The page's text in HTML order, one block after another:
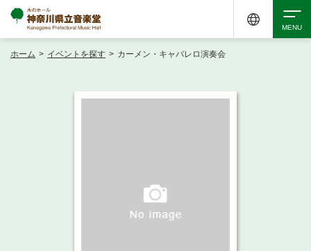
ホーム > イベントを探す > カーメン・キャバレロ演奏会